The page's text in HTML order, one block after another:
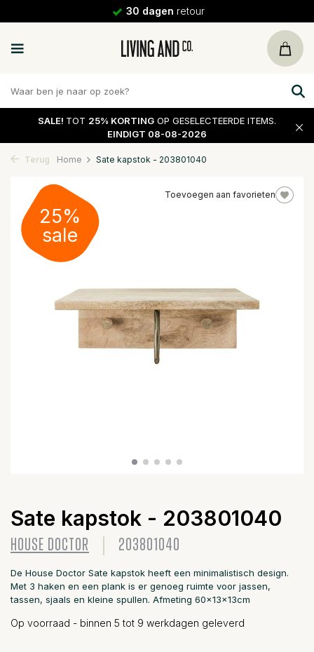
30 dagen retour
SALE! TOT 25% KORTING OP GESELECTEERDE ITEMS.
EINDIGT 08-08-2026
Terug Home Sate kapstok - 203801040
Toevoegen aan favorieten
25%
sale
Sate kapstok - 203801040
HOUSE DOCTOR 203801040
De House Doctor Sate kapstok heeft een minimalistisch design.
Met 3 haken en een plank is er genoeg ruimte voor jassen,
tassen, sjaals en kleine spullen. Afmeting 60x13x13cm
Op voorraad - binnen 5 tot 9 werkdagen geleverd